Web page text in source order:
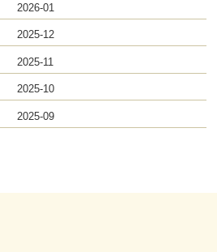
2026-01
2025-12
2025-11
2025-10
2025-09